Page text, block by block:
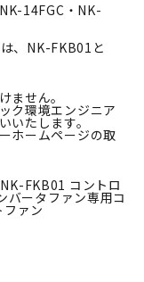
14FGC・NK-
、NK-FKB01と
ません。
ク環境エンジニア
いたします。
ホームページの取
FKB01 コントロ
バータファン専用コ
ァン